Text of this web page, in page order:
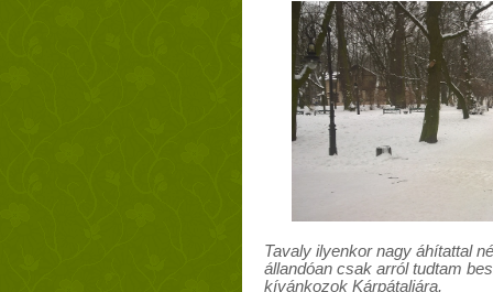
Tavaly ilyenkor nagy áhítattal
állandóan csak arról tudtam
kívánkozok Kárpátaljára.